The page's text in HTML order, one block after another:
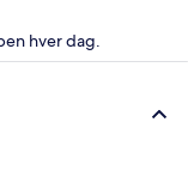
hver dag.